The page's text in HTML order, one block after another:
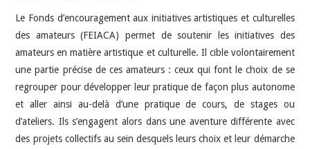
Le Fonds d’encouragement aux initiatives artistiques et culturelles
des amateurs (FEIACA) permet de soutenir les initiatives des
amateurs en matière artistique et culturelle. Il cible volontairement
une partie précise de ces amateurs : ceux qui font le choix de se
regrouper pour développer leur pratique de façon plus autonome
et aller ainsi au-delà d’une pratique de cours, de stages ou
d’ateliers. Ils s’engagent alors dans une aventure différente avec
des projets collectifs au sein desquels leurs choix et leur démarche